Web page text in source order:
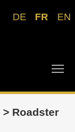
DE FR EN
> Roadster